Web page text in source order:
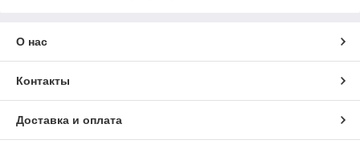
О нас
Контакты
Доставка и оплата